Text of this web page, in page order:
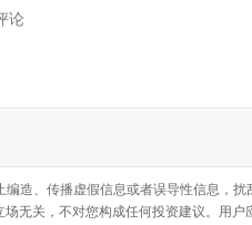
造、传播虚假信息或者误导性信息，
无关，不对您构成任何投资建议。用